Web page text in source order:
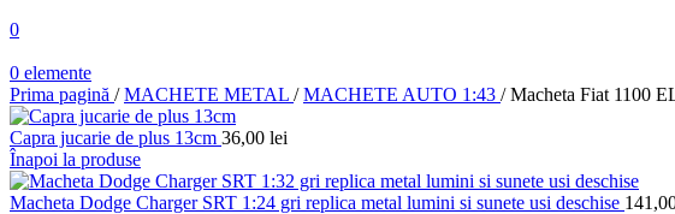
0
0 elemente
Prima pagină / MACHETE METAL / MACHETE AUTO 1:43 / Macheta Fiat 1100
Capra jucarie de plus 13cm 36,00 lei
Înapoi la produse
Macheta Dodge Charger SRT 1:24 gri replica metal lumini si sunete usi deschise